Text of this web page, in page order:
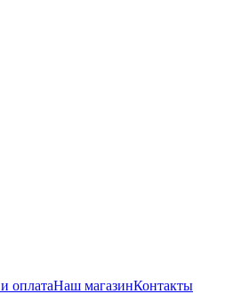
оплатаНаш магазинКонтакты